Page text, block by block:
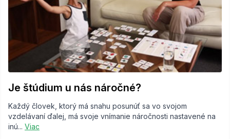
Je štúdium u nás náročné?
Každý človek, ktorý má snahu posunúť sa vo svojom
vzdelávaní ďalej, má svoje vnímanie náročnosti nastavené na
inú... Viac